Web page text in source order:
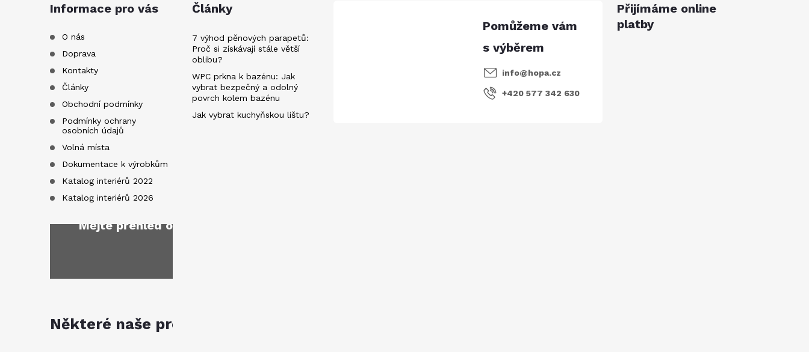
Informace pro vás
O nás
Doprava
Kontakty
Články
Obchodní podmínky
Podmínky ochrany
osobních údajů
Volná místa
Dokumentace k výrobkům
Katalog interiérů 2022
Katalog interiérů 2026
Články
7 výhod pěnových parapetů:
Proč si získávají stále větší
oblibu?
WPC prkna k bazénu: Jak
vybrat bezpečný a odolný
povrch kolem bazénu
Jak vybrat kuchyňskou lištu?
info@hopa.cz
+420 577 342 630
Přijímáme online
platby
Mějte přehled o novinkách
Některé naše produkty jsou k dostání na těchto prodejnách: